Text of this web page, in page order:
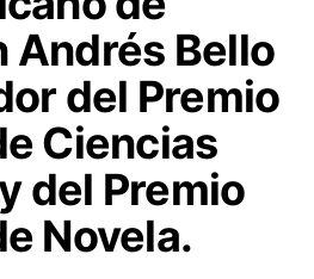
Andrés Bello
del Premio
Ciencias
del Premio
Novela.